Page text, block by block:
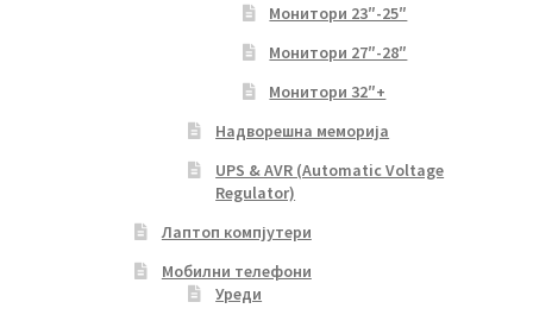
Монитори 23″-25″
Монитори 27″-28″
Монитори 32″+
Надворешна меморија
UPS & AVR (Automatic Voltage
Regulator)
Лаптоп компјутери
Мобилни телефони
Уреди